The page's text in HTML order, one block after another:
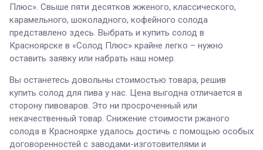
Плюс». Свыше пяти десятков жженого, классического,
карамельного, шоколадного, кофейного солода
представлено здесь. Выбрать и купить солод в
Красноярске в «Солод Плюс» крайне легко – нужно
оставить заявку или набрать наш номер.
Вы останетесь довольны стоимостью товара, решив
купить солод для пива у нас. Цена выгодна отличается в
сторону пивоваров. Это ни просроченный или
некачественный товар. Снижение стоимости ржаного
солода в Красноярке удалось достичь с помощью особых
договоренностей с заводами-изготовителями и